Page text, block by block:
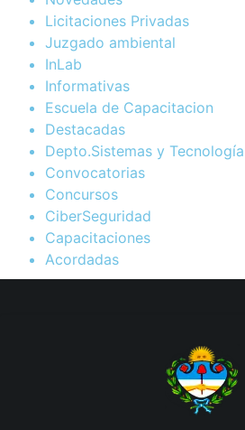
Licitaciones Privadas
Juzgado ambiental
InLab
Informativas
Escuela de Capacitacion
Destacadas
Depto.Sistemas y
Convocatorias
Concursos
CiberSeguridad
Capacitaciones
Acordadas